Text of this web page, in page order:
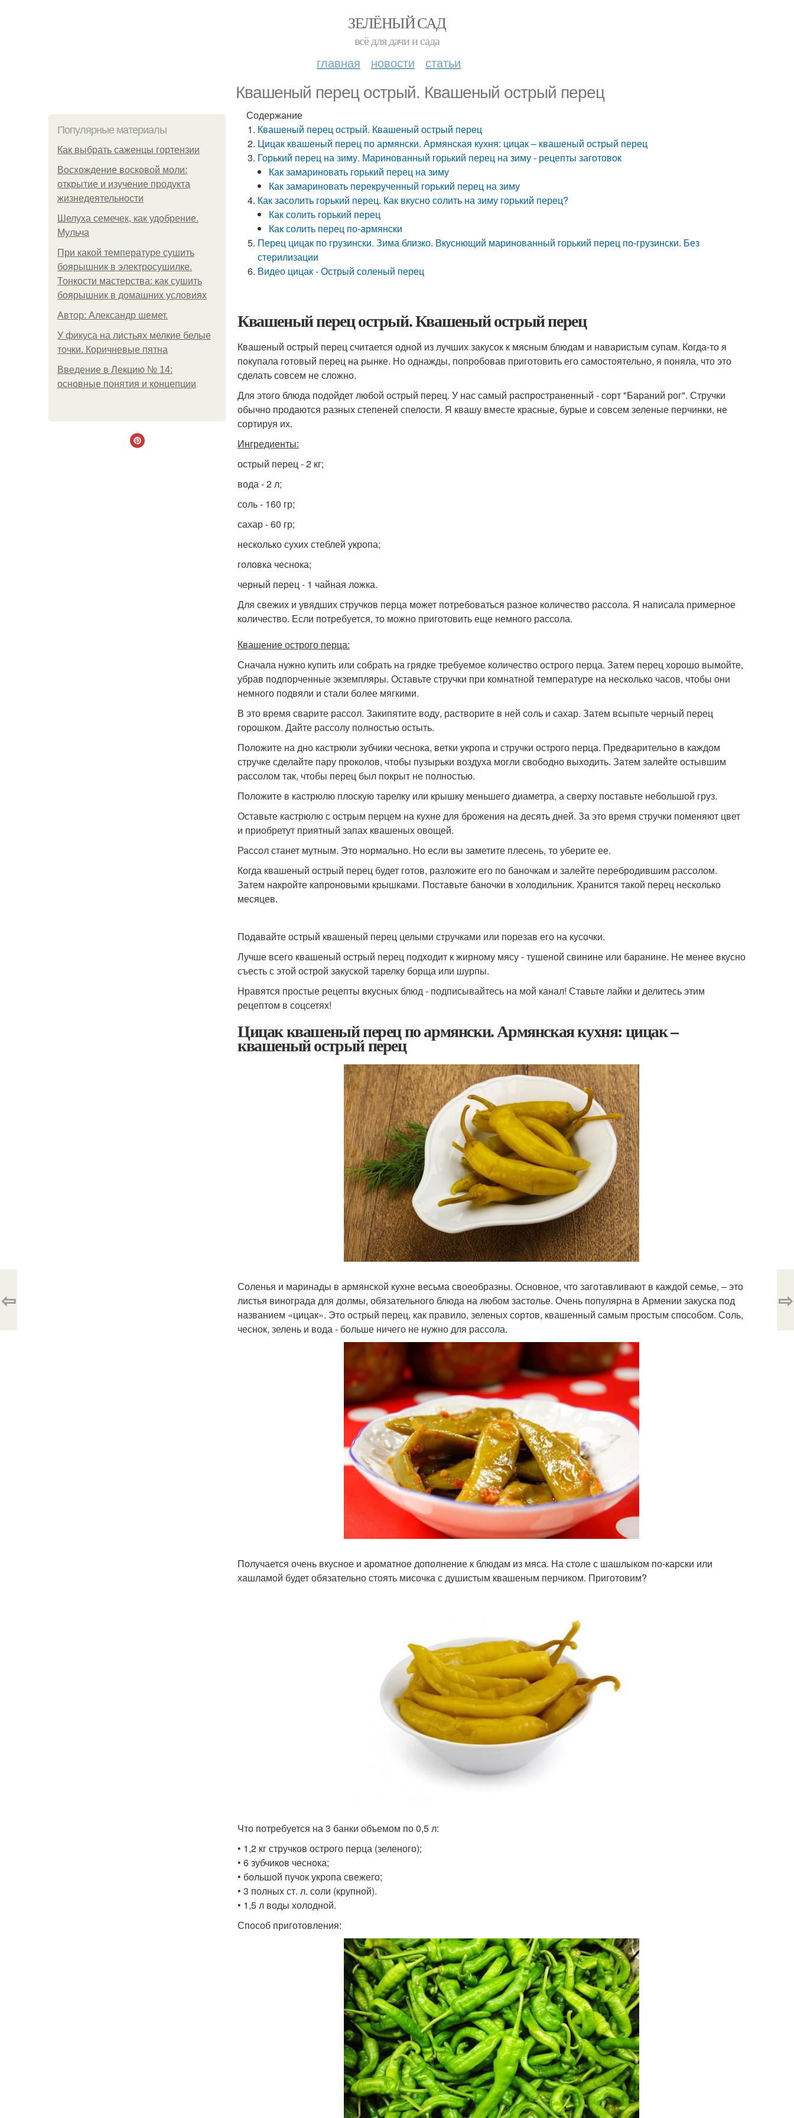
ЗЕЛЁНЫЙ САД
всё для дачи и сада
главная новости статьи
Квашеный перец острый. Квашеный острый перец
Популярные материалы
Как выбрать саженцы гортензии
Восхождение восковой моли:
открытие и изучение продукта
жизнедеятельности
Шелуха семечек, как удобрение.
Мульча
При какой температуре сушить
боярышник в электросушилке.
Тонкости мастерства: как сушить
боярышник в домашних условиях
Автор: Александр шемет.
У фикуса на листьях мелкие белые
точки. Коричневые пятна
Введение в Лекцию № 14:
основные понятия и концепции
Содержание
Квашеный перец острый. Квашеный острый перец
Цицак квашеный перец по армянски. Армянская кухня: цицак – квашеный острый перец
Горький перец на зиму. Маринованный горький перец на зиму - рецепты заготовок
Как замариновать горький перец на зиму
Как замариновать перекрученный горький перец на зиму
Как засолить горький перец. Как вкусно солить на зиму горький перец?
Как солить горький перец
Как солить перец по-армянски
Перец цицак по грузински. Зима близко. Вкуснющий маринованный горький перец по-грузински. Без
стерилизации
Видео цицак - Острый соленый перец
Квашеный перец острый. Квашеный острый перец
Квашеный острый перец считается одной из лучших закусок к мясным блюдам и наваристым супам. Когда-то я
покупала готовый перец на рынке. Но однажды, попробовав приготовить его самостоятельно, я поняла, что это
сделать совсем не сложно.
Для этого блюда подойдет любой острый перец. У нас самый распространенный - сорт "Бараний рог". Стручки
обычно продаются разных степеней спелости. Я квашу вместе красные, бурые и совсем зеленые перчинки, не
сортируя их.
Ингредиенты:
острый перец - 2 кг;
вода - 2 л;
соль - 160 гр;
сахар - 60 гр;
несколько сухих стеблей укропа;
головка чеснока;
черный перец - 1 чайная ложка.
Для свежих и увядших стручков перца может потребоваться разное количество рассола. Я написала примерное
количество. Если потребуется, то можно приготовить еще немного рассола.
Квашение острого перца:
Сначала нужно купить или собрать на грядке требуемое количество острого перца. Затем перец хорошо вымойте,
убрав подпорченные экземпляры. Оставьте стручки при комнатной температуре на несколько часов, чтобы они
немного подвяли и стали более мягкими.
В это время сварите рассол. Закипятите воду, растворите в ней соль и сахар. Затем всыпьте черный перец
горошком. Дайте рассолу полностью остыть.
Положите на дно кастрюли зубчики чеснока, ветки укропа и стручки острого перца. Предварительно в каждом
стручке сделайте пару проколов, чтобы пузырьки воздуха могли свободно выходить. Затем залейте остывшим
рассолом так, чтобы перец был покрыт не полностью.
Положите в кастрюлю плоскую тарелку или крышку меньшего диаметра, а сверху поставьте небольшой груз.
Оставьте кастрюлю с острым перцем на кухне для брожения на десять дней. За это время стручки поменяют цвет
и приобретут приятный запах квашеных овощей.
Рассол станет мутным. Это нормально. Но если вы заметите плесень, то уберите ее.
Когда квашеный острый перец будет готов, разложите его по баночкам и залейте перебродившим рассолом.
Затем накройте капроновыми крышками. Поставьте баночки в холодильник. Хранится такой перец несколько
месяцев.
Подавайте острый квашеный перец целыми стручками или порезав его на кусочки.
Лучше всего квашеный острый перец подходит к жирному мясу - тушеной свинине или баранине. Не менее вкусно
съесть с этой острой закуской тарелку борща или шурпы.
Нравятся простые рецепты вкусных блюд - подписывайтесь на мой канал! Ставьте лайки и делитесь этим
рецептом в соцсетях!
Цицак квашеный перец по армянски. Армянская кухня: цицак –
квашеный острый перец
Соленья и маринады в армянской кухне весьма своеобразны. Основное, что заготавливают в каждой семье, – это
листья винограда для долмы, обязательного блюда на любом застолье. Очень популярна в Армении закуска под
названием «цицак». Это острый перец, как правило, зеленых сортов, квашенный самым простым способом. Соль,
чеснок, зелень и вода - больше ничего не нужно для рассола.
Получается очень вкусное и ароматное дополнение к блюдам из мяса. На столе с шашлыком по-карски или
хашламой будет обязательно стоять мисочка с душистым квашеным перчиком. Приготовим?
Что потребуется на 3 банки объемом по 0,5 л:
• 1,2 кг стручков острого перца (зеленого);
• 6 зубчиков чеснока;
• большой пучок укропа свежего;
• 3 полных ст. л. соли (крупной).
• 1,5 л воды холодной.
Способ приготовления:
⇦ ⇨